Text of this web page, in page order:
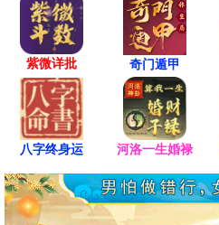
紫微详批 奇门遁甲
八字终身运 河洛一生婚禄